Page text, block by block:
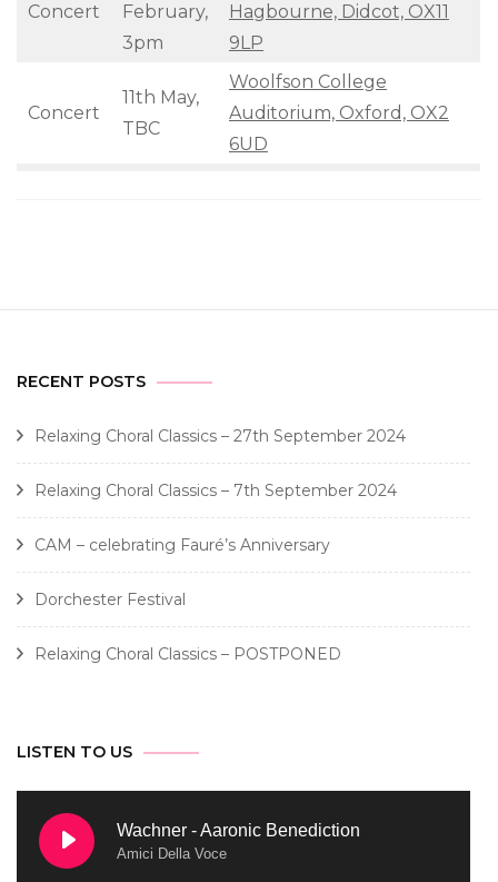
Concert
February,
3pm
Hagbourne, Didcot, OX11
9LP
Concert
11th May,
TBC
Woolfson College
Auditorium, Oxford, OX2
6UD
RECENT POSTS
Relaxing Choral Classics – 27th September 2024
Relaxing Choral Classics – 7th September 2024
CAM – celebrating Fauré’s Anniversary
Dorchester Festival
Relaxing Choral Classics – POSTPONED
LISTEN TO US
Wachner - Aaronic Benediction
Amici Della Voce